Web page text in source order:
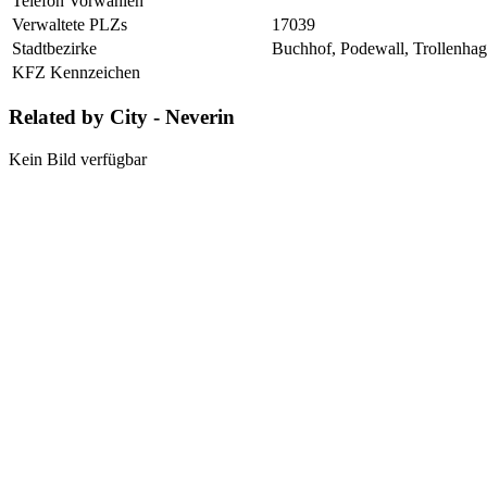
Verwaltete PLZs
17039
Stadtbezirke
Buchhof, Podewall,
KFZ Kennzeichen
Related by City - Neverin
Kein Bild verfügbar